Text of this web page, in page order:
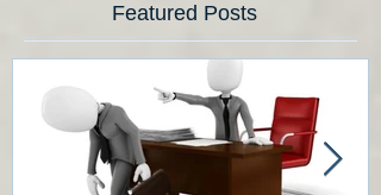
Featured Posts